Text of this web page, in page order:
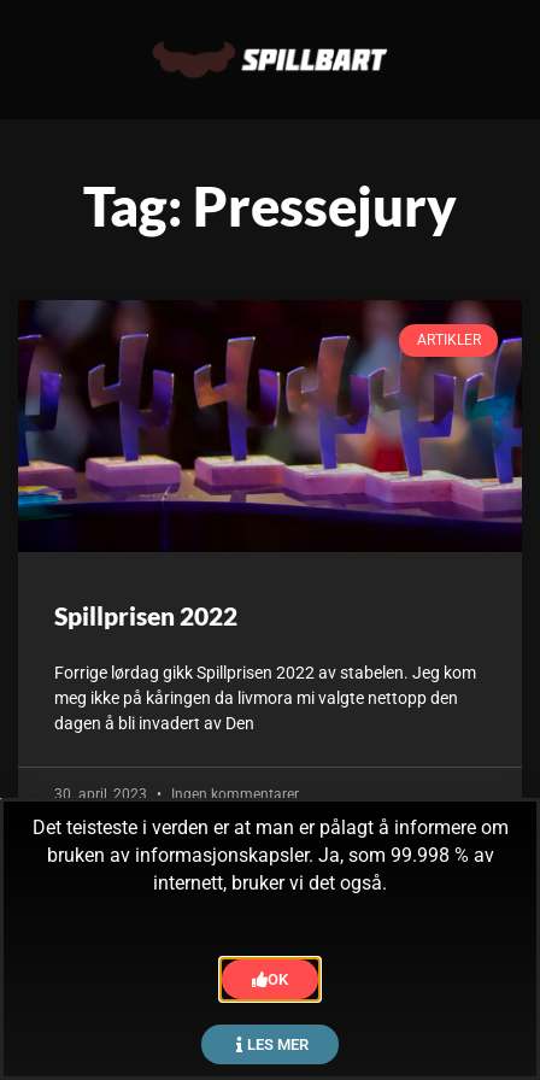
Tag: Pressejury
ARTIKLER
Spillprisen 2022
Forrige lørdag gikk Spillprisen 2022 av stabelen. Jeg kom
meg ikke på kåringen da livmora mi valgte nettopp den
dagen å bli invadert av Den
30. april, 2023 Ingen kommentarer
Det teisteste i verden er at man er pålagt å informere om
bruken av informasjonskapsler. Ja, som 99.998 % av
internett, bruker vi det også.
OK
LES MER